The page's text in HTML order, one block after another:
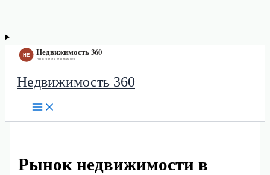
Недвижимость 360
Рынок недвижимости в